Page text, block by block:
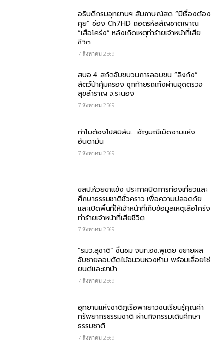
อธิบดีกรมอุทยานฯ สัมภาษณ์สด “มีเรื่องต้อง
คุย” ช่อง Ch7HD ถอดรหัสสัญชาตญาณ
“เสือโคร่ง” หลังเกิดเหตุทำร้ายเจ้าหน้าที่เสีย
ชีวิต
7 สิงหาคม 2569
สบอ.4 สกัดจับขบวนการลอบขน “ลิงกัง”
สัตว์ป่าคุ้มครอง ซุกท้ายรถเก๋งผ่านจุดตรวจ
สุขสำราญ จ.ระนอง
7 สิงหาคม 2569
ทำไมต้องไปสิมิลัน… อัญมณีเม็ดงามแห่ง
อันดามัน
7 สิงหาคม 2569
ขสป.ห้วยขาแข้ง ประกาศปิดการท่องเที่ยวและ
ศึกษาธรรมชาติชั่วคราว เพื่อความปลอดภัย
และเปิดพื้นที่ให้เจ้าหน้าที่เก็บข้อมูลเหตุเสือโคร่ง
ทำร้ายเจ้าหน้าที่เสียชีวิต
7 สิงหาคม 2569
“รมว.สุชาติ” ชื่นชม​ จนท.อช.พุเตย​ ขยายผล
จับชายลอบตัดไม้ฉนวนหวงห้าม พร้อมเลื่อยโซ่
ยนต์และยาบ้า
7 สิงหาคม 2569
อุทยานแห่งชาติภูเรือพาเยาวชนเรียนรู้คุณค่า
ทรัพยากรธรรมชาติ ผ่านกิจกรรมเดินศึกษา
ธรรมชาติ
7 สิงหาคม 2569